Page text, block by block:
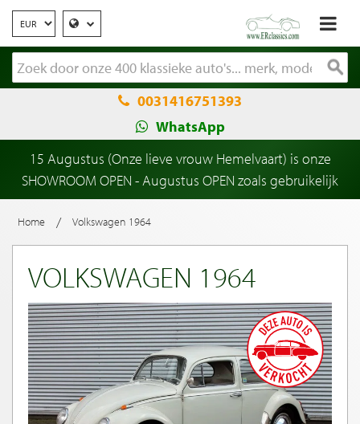
0031416751393
WhatsApp
15 Augustus (Onze lieve vrouw Hemelvaart) is onze
SHOWROOM OPEN - Augustus OPEN zoals gebruikelijk
Home / Volkswagen 1964
VOLKSWAGEN 1964